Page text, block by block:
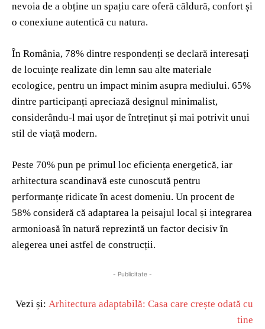
nevoia de a obține un spațiu care oferă căldură, confort și
o conexiune autentică cu natura.
În România, 78% dintre respondenți se declară interesați
de locuințe realizate din lemn sau alte materiale
ecologice, pentru un impact minim asupra mediului. 65%
dintre participanți apreciază designul minimalist,
considerându-l mai ușor de întreținut și mai potrivit unui
stil de viață modern.
Peste 70% pun pe primul loc eficiența energetică, iar
arhitectura scandinavă este cunoscută pentru
performanțe ridicate în acest domeniu. Un procent de
58% consideră că adaptarea la peisajul local și integrarea
armonioasă în natură reprezintă un factor decisiv în
alegerea unei astfel de construcții.
- Publicitate -
Vezi și: Arhitectura adaptabilă: Casa care crește odată cu
tine